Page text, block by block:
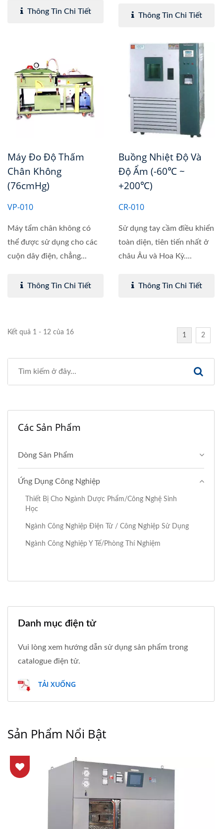
Thông Tin Chi Tiết
Thông Tin Chi Tiết
Máy Đo Độ Thấm
Chân Không
(76cmHg)
VP-010
Máy tẩm chân không có
thể được sử dụng cho các
cuộn dây điện, chẳng...
Thông Tin Chi Tiết
Buồng Nhiệt Độ Và
Độ Ẩm (-60℃ ~
+200℃)
CR-010
Sử dụng tay cầm điều khiển
toàn diện, tiên tiến nhất ở
châu Âu và Hoa Kỳ....
Thông Tin Chi Tiết
Kết quả 1 - 12 của 16 1 2
Các Sản Phẩm
Dòng Sản Phẩm
Ứng Dụng Công Nghiệp
Thiết Bị Cho Ngành Dược Phẩm/công Nghệ Sinh
Học
Ngành Công Nghiệp Điện Tử / Công Nghiệp Sử Dụng
Ngành Công Nghiệp Y Tế/phòng Thí Nghiệm
Danh mục điện tử
Vui lòng xem hướng dẫn sử dụng sản phẩm trong
catalogue điện tử.
TẢI XUỐNG
Sản Phẩm Nổi Bật